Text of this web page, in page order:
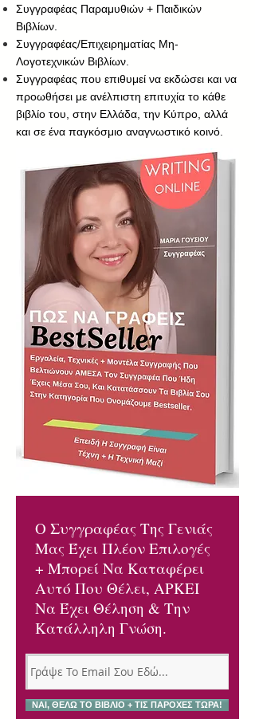
Συγγραφέας Παραμυθιών + Παιδικών
Βιβλίων.
Συγγραφέας/Επιχειρηματίας Μη-
Λογοτεχνικών Βιβλίων.
Συγγραφέας που επιθυμεί να εκδώσει και να
προωθήσει με ανέλπιστη επιτυχία το κάθε
βιβλίο του, στην Ελλάδα, την Κύπρο, αλλά
και σε ένα παγκόσμιο αναγνωστικό κοινό.
Ο Συγγραφέας Της Γενιάς
Μας Έχει Πλέον Επιλογές
+ Μπορεί Να Καταφέρει
Αυτό Που Θέλει, ΑΡΚΕΙ
Να Έχει Θέληση & Την
Κατάλληλη Γνώση.
ΝΑΙ, ΘΕΛΩ ΤΟ ΒΙΒΛΙΟ + ΤΙΣ ΠΑΡΟΧΕΣ ΤΩΡΑ!